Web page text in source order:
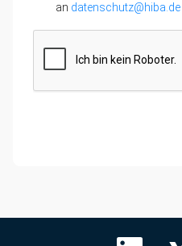
an datenschutz@hiba.de